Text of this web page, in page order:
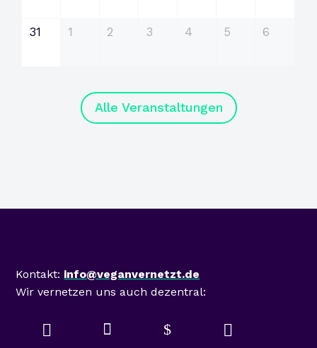
31 1 2 3 4 5 6
Alle Veranstaltungen
Kontakt: info@veganvernetzt.de
Wir vernetzen uns auch dezentral:
  $ 